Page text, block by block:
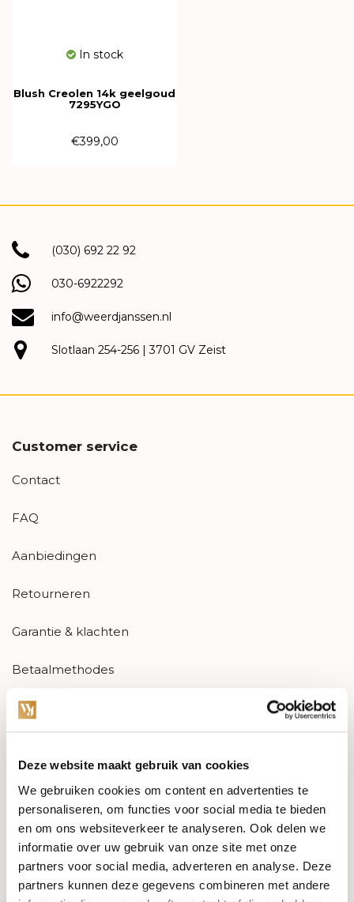
Deze website maakt gebruik van cookies
We gebruiken cookies om content en advertenties te
personaliseren, om functies voor social media te bieden
en om ons websiteverkeer te analyseren. Ook delen we
informatie over uw gebruik van onze site met onze
partners voor social media, adverteren en analyse. Deze
partners kunnen deze gegevens combineren met andere
In stock
Blush Creolen 14k geelgoud
7295YGO
€399,00
(030) 692 22 92
030-6922292
info@weerdjanssen.nl
Slotlaan 254-256 | 3701 GV Zeist
Customer service
Contact
FAQ
Aanbiedingen
Retourneren
Garantie & klachten
Betaalmethodes
Sitemap
Categories
Watches
Jewellery
Wedding rings